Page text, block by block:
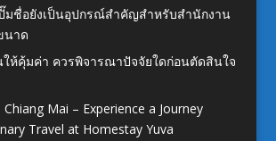
มชื่อยังเป็นอุปกรณ์สำคัญสำหรับสำนักงาน
นาด
ห้คุ้มค่า ควรพิจารณาปัจจัยใดก่อนตัดสินใจ
Mai – Experience a Journey
Travel at Homestay Yuva